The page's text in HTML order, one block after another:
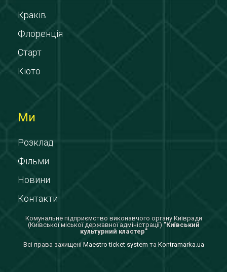
Краків
Флоренція
Старт
Кіото
Ми
Розклад
Фільми
Новини
Контакти
Комунальне підприємство виконавчого органу Київради
(Київської міської державної адміністрації) "Київський
культурний кластер"
Всi права захищенi Maestro ticket system та Kontramarka.ua